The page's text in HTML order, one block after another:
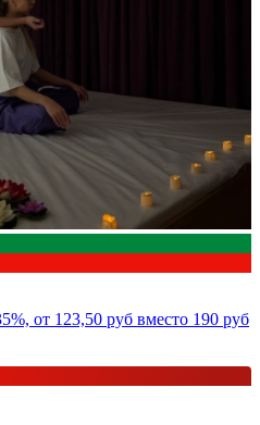
от 123,50 руб вместо 190 руб